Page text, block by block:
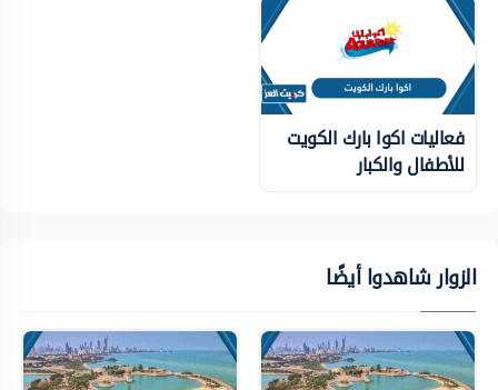
فعاليات اكوا بارك الكويت
للأطفال والكبار
الزوار شاهدوا أيضًا